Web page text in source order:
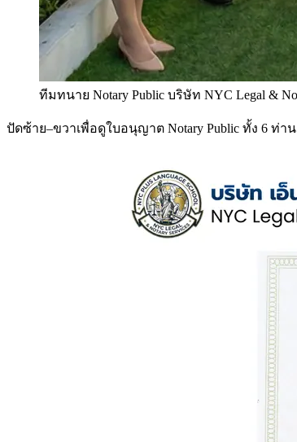
ทีมทนาย Notary Public บริษัท NYC Legal &
ปัดซ้าย–ขวาเพื่อดูใบอนุญาต Notary Public ทั้ง 6 ท่าน